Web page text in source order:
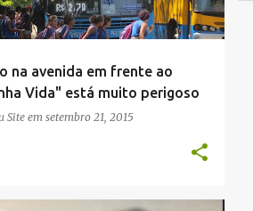
na avenida em frente ao
Vida" está muito perigoso
Site em setembro 21, 2015